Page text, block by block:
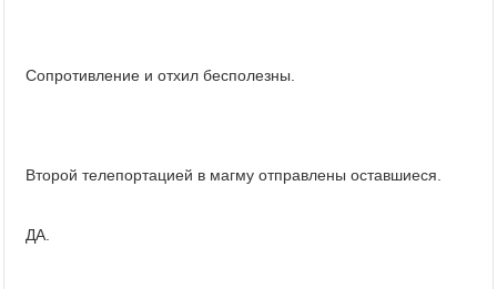
Сопротивление и отхил бесполезны.
Второй телепортацией в магму отправлены оставшиеся.
ДА.